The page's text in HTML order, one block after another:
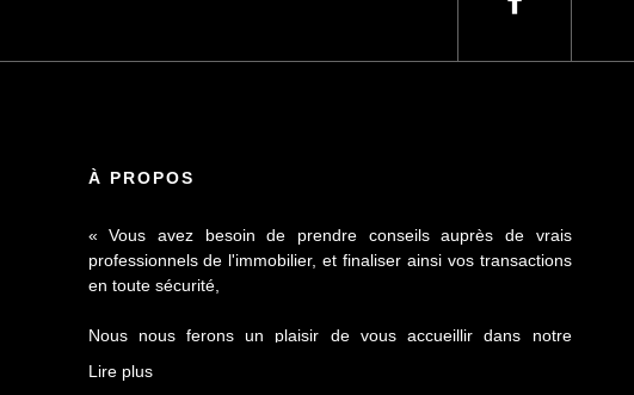
À PROPOS
« Vous avez besoin de prendre conseils auprès de vrais
professionnels de l'immobilier, et finaliser ainsi vos transactions
en toute sécurité,
Nous nous ferons un plaisir de vous accueillir dans notre
de Rennes sur l'axe Rennes-Nantes.
Lire plus